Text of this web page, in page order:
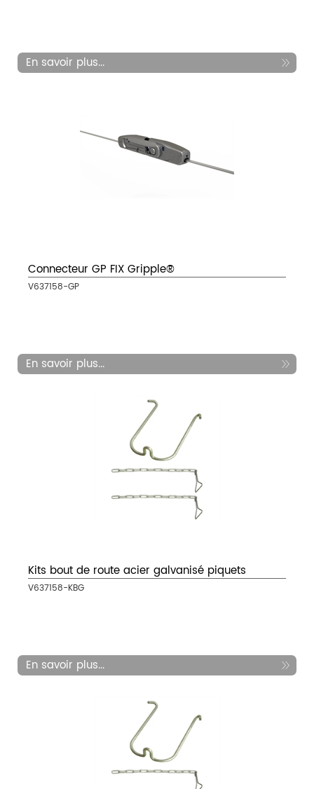
En savoir plus...
Connecteur GP FIX Gripple®
V637158-GP
En savoir plus...
Kits bout de route acier galvanisé piquets
V637158-KBG
En savoir plus...